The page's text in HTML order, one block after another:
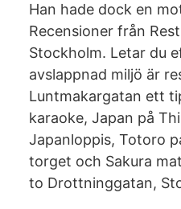
Han hade dock en
Recensioner från
Stockholm. Letar du
avslappnad miljö är
Luntmakargatan ett
karaoke, Japan på
Japanloppis, Totoro
torget och Sakura
to Drottninggatan,